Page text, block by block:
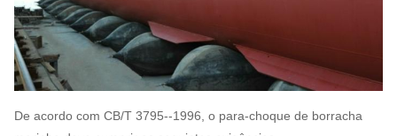
De acordo com CB/T 3795--1996, o para-choque de borracha